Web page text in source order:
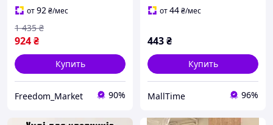
от92₴/мес
924₴
1 435 ₴
Купить
Freedom_Market 90%
от44₴/мес
443₴
Купить
MallTime 96%